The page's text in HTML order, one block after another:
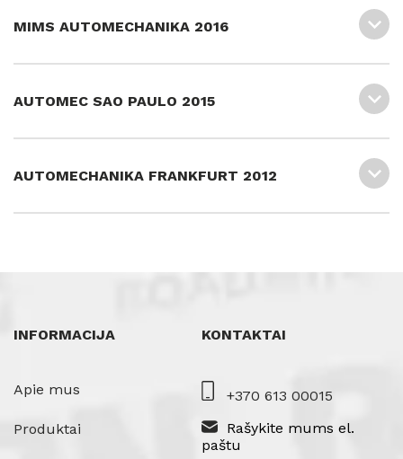
MIMS AUTOMECHANIKA 2016
AUTOMEC SAO PAULO 2015
AUTOMECHANIKA FRANKFURT 2012
INFORMACIJA
Apie mus
Produktai
KONTAKTAI
+370 613 00015
Rašykite mums el.
paštu